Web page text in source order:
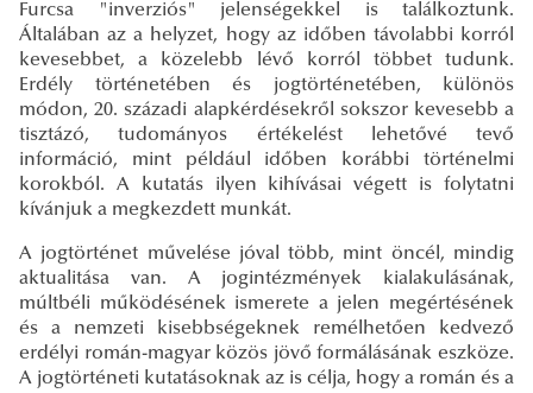
Furcsa "inverziós" jelenségekkel is találkoztunk.
Általában az a helyzet, hogy az időben távolabbi korról
kevesebbet, a közelebb lévő korról többet tudunk.
Erdély történetében és jogtörténetében, különös
módon, 20. századi alapkérdésekről sokszor kevesebb a
tisztázó, tudományos értékelést lehetővé tevő
információ, mint például időben korábbi történelmi
korokból. A kutatás ilyen kihívásai végett is folytatni
kívánjuk a megkezdett munkát.
A jogtörténet művelése jóval több, mint öncél, mindig
aktualitása van. A jogintézmények kialakulásának,
múltbéli működésének ismerete a jelen megértésének
és a nemzeti kisebbségeknek remélhetően kedvező
erdélyi román-magyar közös jövő formálásának eszköze.
A jogtörténeti kutatásoknak az is célja, hogy a román és a